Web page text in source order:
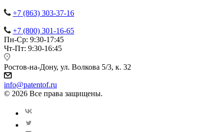
+7 (863) 303-37-16
+7 (800) 301-16-65
Пн-Ср: 9:30-17:45
Чт-Пт: 9:30-16:45
Ростов-на-Дону, ул. Волкова 5/3, к. 32
info@patentof.ru
© 2026 Все права защищены.